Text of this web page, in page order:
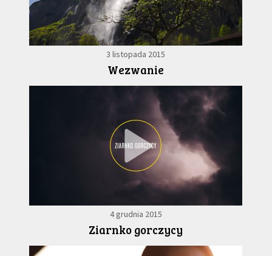
3 listopada 2015
Wezwanie
4 grudnia 2015
Ziarnko gorczycy